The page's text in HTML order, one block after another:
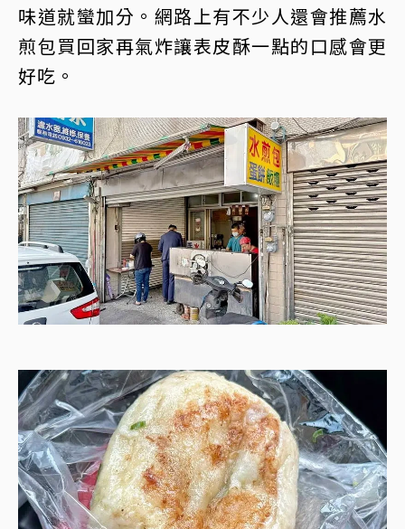
味道就蠻加分。網路上有不少人還會推薦水
煎包買回家再氣炸讓表皮酥一點的口感會更
好吃。